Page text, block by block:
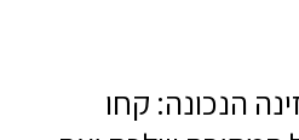
הנכונה: קחו